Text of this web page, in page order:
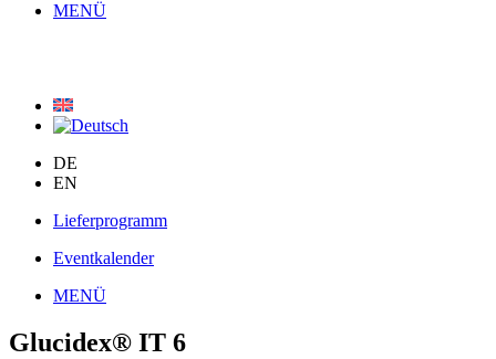
MENÜ
DE
EN
Lieferprogramm
Eventkalender
MENÜ
Glucidex® IT 6